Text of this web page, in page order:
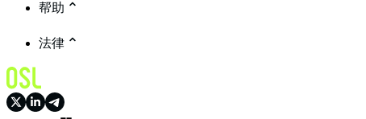
帮助
法律